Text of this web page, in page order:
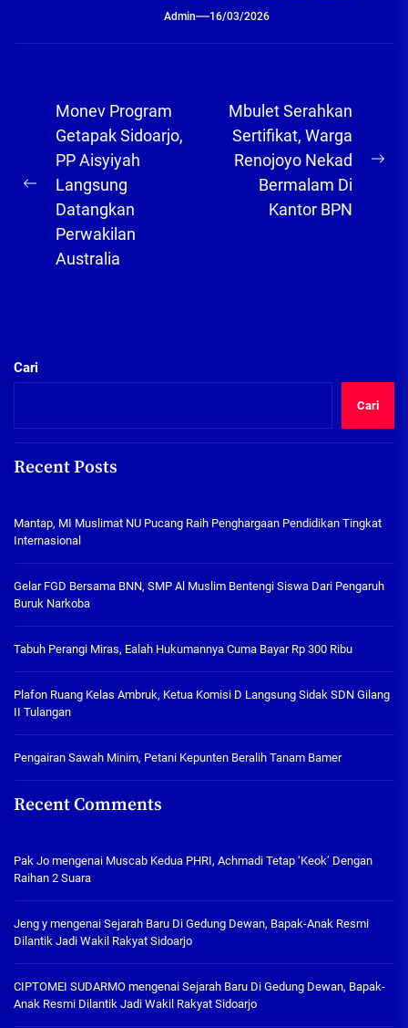
Admin 16/03/2026
Navigasi
pos
Previous
post:
Monev Program
Getapak Sidoarjo,
PP Aisyiyah
Langsung
Datangkan
Perwakilan
Australia
Mbulet Serahkan
Sertifikat, Warga
Renojoyo Nekad
Bermalam Di
Kantor BPN
Cari
Cari
Recent Posts
Mantap, MI Muslimat NU Pucang Raih Penghargaan Pendidikan Tingkat
Internasional
Gelar FGD Bersama BNN, SMP Al Muslim Bentengi Siswa Dari Pengaruh
Buruk Narkoba
Tabuh Perangi Miras, Ealah Hukumannya Cuma Bayar Rp 300 Ribu
Plafon Ruang Kelas Ambruk, Ketua Komisi D Langsung Sidak SDN Gilang
II Tulangan
Pengairan Sawah Minim, Petani Kepunten Beralih Tanam Bamer
Recent Comments
Pak Jo mengenai Muscab Kedua PHRI, Achmadi Tetap ‘Keok’ Dengan
Raihan 2 Suara
Jeng y mengenai Sejarah Baru Di Gedung Dewan, Bapak-Anak Resmi
Dilantik Jadi Wakil Rakyat Sidoarjo
CIPTOMEI SUDARMO mengenai Sejarah Baru Di Gedung Dewan, Bapak-
Anak Resmi Dilantik Jadi Wakil Rakyat Sidoarjo